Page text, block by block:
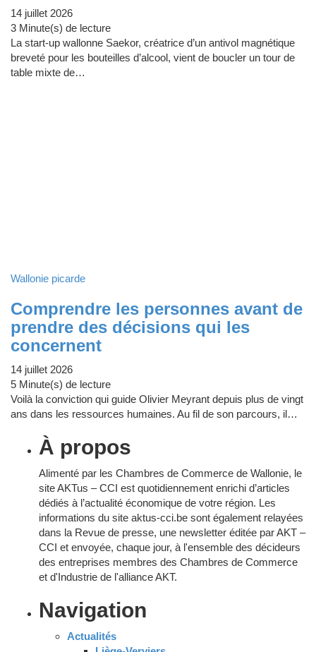
14 juillet 2026
3 Minute(s) de lecture
La start-up wallonne Saekor, créatrice d’un antivol magnétique
breveté pour les bouteilles d’alcool, vient de boucler un tour de
table mixte de…
Wallonie picarde
Comprendre les personnes avant de
prendre des décisions qui les
concernent
14 juillet 2026
5 Minute(s) de lecture
Voilà la conviction qui guide Olivier Meyrant depuis plus de vingt
ans dans les ressources humaines. Au fil de son parcours, il…
À propos
Alimenté par les Chambres de Commerce de Wallonie, le
site AKTus – CCI est quotidiennement enrichi d’articles
dédiés à l’actualité économique de votre région. Les
informations du site aktus-cci.be sont également relayées
dans la Revue de presse, une newsletter éditée par AKT –
CCI et envoyée, chaque jour, à l'ensemble des décideurs
des entreprises membres des Chambres de Commerce
et d'Industrie de l'alliance AKT.
Navigation
Actualités